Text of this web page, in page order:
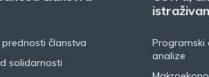
prednosti članstva
solidarnosti
Programski
analize